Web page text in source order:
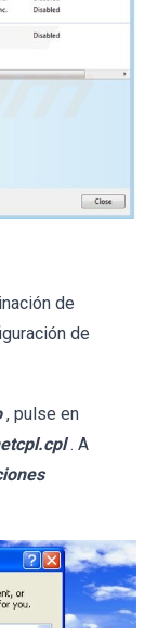
de
de
, pulse en
. A